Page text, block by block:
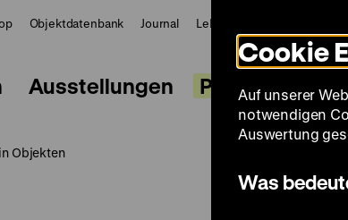
Objektdatenbank Journal LeMO
Ausstellungen Programm
Objekten
Cookie
Auf unserer
notwendigen
Auswertung
Was